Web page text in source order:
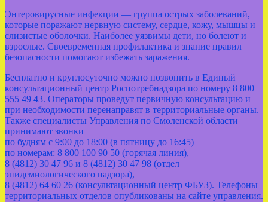
Энтеровирусные инфекции — группа острых заболеваний,
которые поражают нервную систему, сердце, кожу, мышцы и
слизистые оболочки. Наиболее уязвимы дети, но болеют и
взрослые. Своевременная профилактика и знание правил
безопасности помогают избежать заражения.
Бесплатно и круглосуточно можно позвонить в Единый
консультационный центр Роспотребнадзора по номеру 8 800
555 49 43. Операторы проведут первичную консультацию и
при необходимости перенаправят в территориальные органы.
Также специалисты Управления по Смоленской области
принимают звонки
по будням с 9:00 до 18:00 (в пятницу до 16:45)
по номерам: 8 800 100 90 50 (горячая линия),
8 (4812) 30 47 96 и 8 (4812) 30 47 98 (отдел
эпидемиологического надзора),
8 (4812) 64 60 26 (консультационный центр ФБУЗ). Телефоны
территориальных отделов опубликованы на сайте управления.